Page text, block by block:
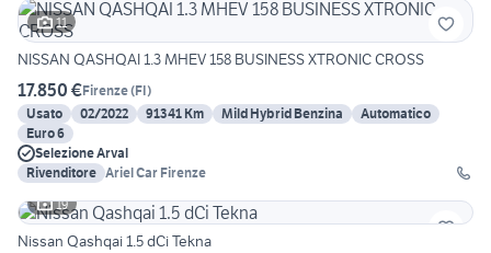
11
NISSAN QASHQAI 1.3 MHEV 158 BUSINESS XTRONIC CROSS
17.850 €Firenze(FI)
Usato
02/2022 91341 Km Mild Hybrid Benzina
Automatico
Euro 6
Selezione Arval
Rivenditore Ariel Car Firenze
19
Nissan Qashqai 1.5 dCi Tekna